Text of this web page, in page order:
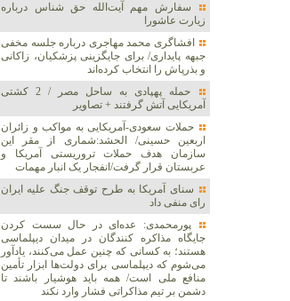
سفارش مهم آیت‌الله حق شناس درباره
زیارت عاشورا
افشاگری محمد مهاجری درباره جلسه مخفی
جبهه پایداری/ برای جایگزینی پزشکیان، زاکانی
و بذرپاش را انتخاب کرده‌اند
حمله پهپادی به ساحل مصر / 2 کشتی
آمریکایی آتش گرفتند + تصاویر
حملات سعودی-آمریکایی به مواکب و زائران
اربعین حسینی/ الحشد:شماری از مقر این
سازمان هدف حملات تروریستی آمریکا و
عربستان قرار گرفت/انفجار یک انبار مهمات
سنای آمریکا به طرح توقف جنگ علیه ایران
رای منفی داد
پورمحمدی: عده‌ای در حال سست کردن
جایگاه مذاکره کنندگان در میدان دیپلماسی
هستند؛ به کسانی که چنین عمل می‌کنند، یادآور
می‌شوم که دیپلماسی برای دولت‌ها ابزار تأمین
منافع ملی است/ همه باید هوشیار باشند تا
دشمن بر تیم مذاکراتی فشار وارد نکند